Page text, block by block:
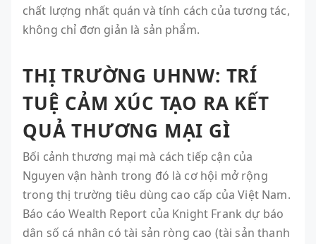
chất lượng nhất quán và tính cách của tương tác,
không chỉ đơn giản là sản phẩm.
THỊ TRƯỜNG UHNW: TRÍ
TUỆ CẢM XÚC TẠO RA KẾT
QUẢ THƯƠNG MẠI GÌ
Bối cảnh thương mại mà cách tiếp cận của
Nguyen vận hành trong đó là cơ hội mở rộng
trong thị trường tiêu dùng cao cấp của Việt Nam.
Báo cáo Wealth Report của Knight Frank dự báo
dân số cá nhân có tài sản ròng cao (tài sản thanh